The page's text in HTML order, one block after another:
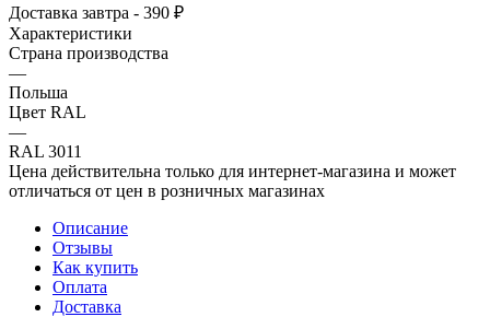
Доставка завтра - 390 ₽
Характеристики
Страна производства
—
Польша
Цвет RAL
—
RAL 3011
Цена действительна только для интернет-магазина и может
отличаться от цен в розничных магазинах
Описание
Отзывы
Как купить
Оплата
Доставка